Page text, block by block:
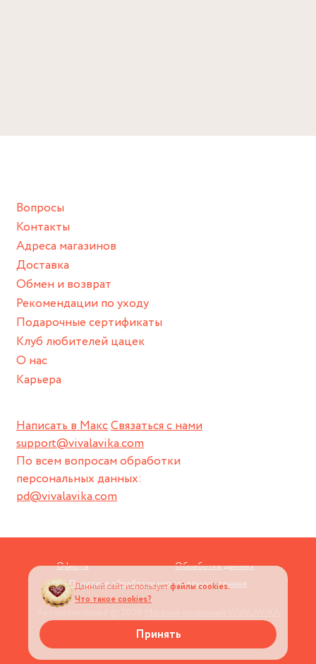
Написать в МаксСвязаться с нами
support@vivalavika.com
По всем вопросам обработки
персональных данных:
pd@vivalavika.com
Вопросы
Контакты
Адреса магазинов
Доставка
Обмен и возврат
Рекомендации по уходу
Подарочные сертификаты
Клуб любителей цацек
О нас
Карьера
Оферта
Обработка данных
Политика обработки персональных данных
Данный сайт используетфайлы cookies.
Что такое cookies?
Принять